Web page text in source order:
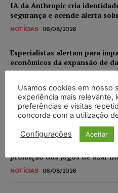
IA da Anthropic cria
segurança e acende alerta
NOTÍCIAS 06/08/2026
Especialistas alertam para
econômicos da expansão de
TSE reforça que sistemas das
invioláveis após assinatura
proibição dos jogos de azar
NOTÍCIAS 06/08/2026
Usamos cookies em nosso
experiência mais relevante,
preferências e visitas
concorda com a utilização
Configurações Aceitar